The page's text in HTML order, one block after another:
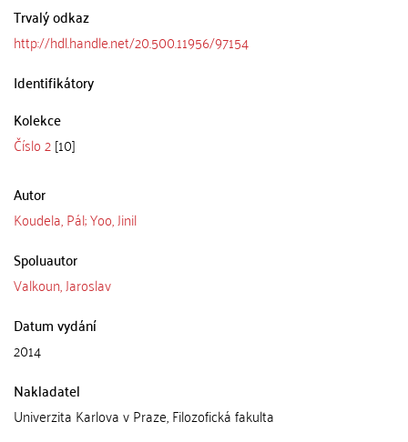
Trvalý odkaz
http://hdl.handle.net/20.500.11956/97154
Identifikátory
Kolekce
Číslo 2[10]
Autor
Koudela, Pál; Yoo, Jinil
Spoluautor
Valkoun, Jaroslav
Datum vydání
2014
Nakladatel
Univerzita Karlova v Praze, Filozofická fakulta